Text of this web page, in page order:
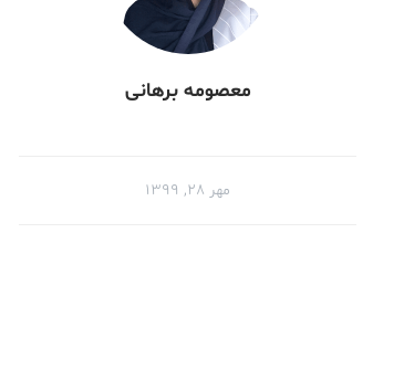
معصومه برهانی
مهر ۲۸, ۱۳۹۹